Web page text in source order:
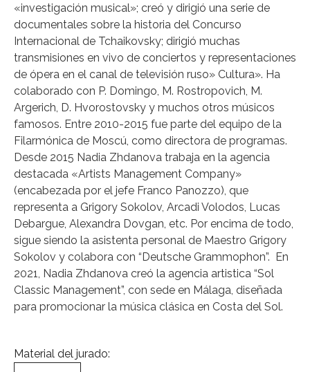
«investigación musical»; creó y dirigió una serie de
documentales sobre la historia del Concurso
Internacional de Tchaikovsky; dirigió muchas
transmisiones en vivo de conciertos y representaciones
de ópera en el canal de televisión ruso» Cultura». Ha
colaborado con P. Domingo, M. Rostropovich, M.
Argerich, D. Hvorostovsky y muchos otros músicos
famosos. Entre 2010-2015 fue parte del equipo de la
Filarmónica de Moscú, como directora de programas.
Desde 2015 Nadia Zhdanova trabaja en la agencia
destacada «Artists Management Company»
(encabezada por el jefe Franco Panozzo), que
representa a Grigory Sokolov, Arcadi Volodos, Lucas
Debargue, Alexandra Dovgan, etc. Por encima de todo,
sigue siendo la asistenta personal de Maestro Grigory
Sokolov y colabora con “Deutsche Grammophon”. En
2021, Nadia Zhdanova creó la agencia artistica “Sol
Classic Management”, con sede en Málaga, diseñada
para promocionar la música clásica en Costa del Sol.
Material del jurado: